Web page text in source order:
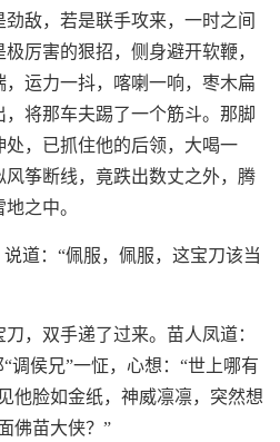
劲敌，若是联手攻来，一时之间
厉害的狠招，侧身避开软鞭，
运力一抖，喀喇一响，枣木扁
将那车夫踢了一个筋斗。那脚
，已抓住他的后领，大喝一
筝断线，竟跌出数丈之外，腾
之中。
道：“佩服，佩服，这宝刀该当
，双手递了过来。苗人凤道：
调侯兄”一怔，心想：“世上哪有
他脸如金纸，神威凛凛，突然想
佛苗大侠？”